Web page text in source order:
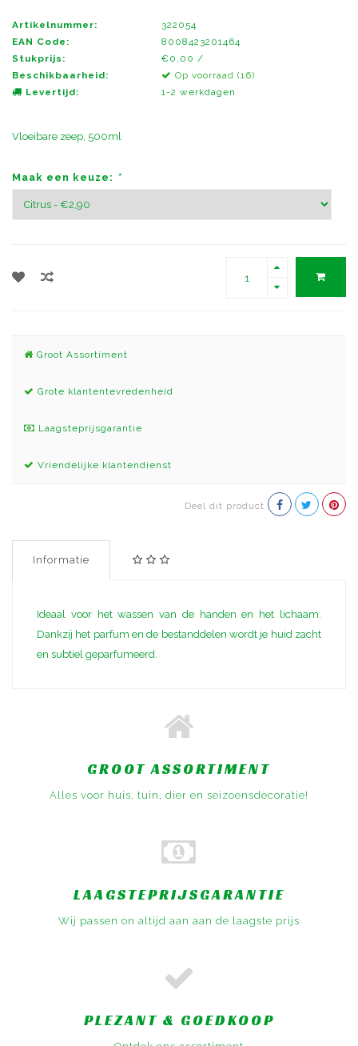
Artikelnummer:
322054
EAN Code:
8008423201464
Stukprijs:
€0,00 /
Beschikbaarheid:
Op voorraad (16)
Levertijd:
1-2 werkdagen
Vloeibare zeep, 500ml
Maak een keuze: *
Groot Assortiment
Grote klantentevredenheid
Laagsteprijsgarantie
Vriendelijke klantendienst
Deel dit product
Informatie
Ideaal voor het wassen van de handen en het lichaam.
Dankzij het parfum en de bestanddelen wordt je huid zacht
en subtiel geparfumeerd.
GROOT ASSORTIMENT
Alles voor huis, tuin, dier en seizoensdecoratie!
LAAGSTEPRIJSGARANTIE
Wij passen on altijd aan aan de laagste prijs
PLEZANT & GOEDKOOP